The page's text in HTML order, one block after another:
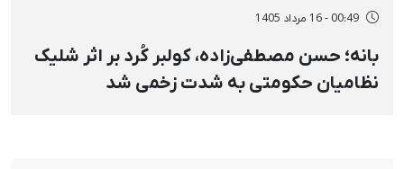
00:49 - 16 مرداد 1405
بانه؛ حسن مصطفی‌زاده، کولبر کُرد بر اثر شلیک
نظامیان حکومتی به شدت زخمی شد